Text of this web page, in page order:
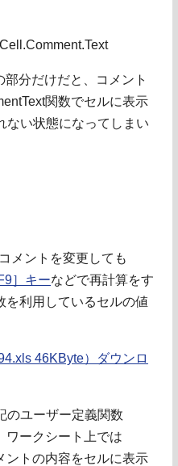
分だけだと、コメント
関数でセルに表示
ない状態になってしまい
メントを変更しても
］キーなどで再計算をす
を利用しているセルの値
46KByte）ダウンロ
のユーザー定義関数
ワークシート上では
ントの内容をセルに表示